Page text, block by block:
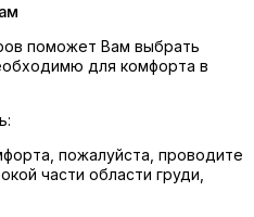
поможет Вам выбрать
для комфорта в
пожалуйста, проводите
части области груди,